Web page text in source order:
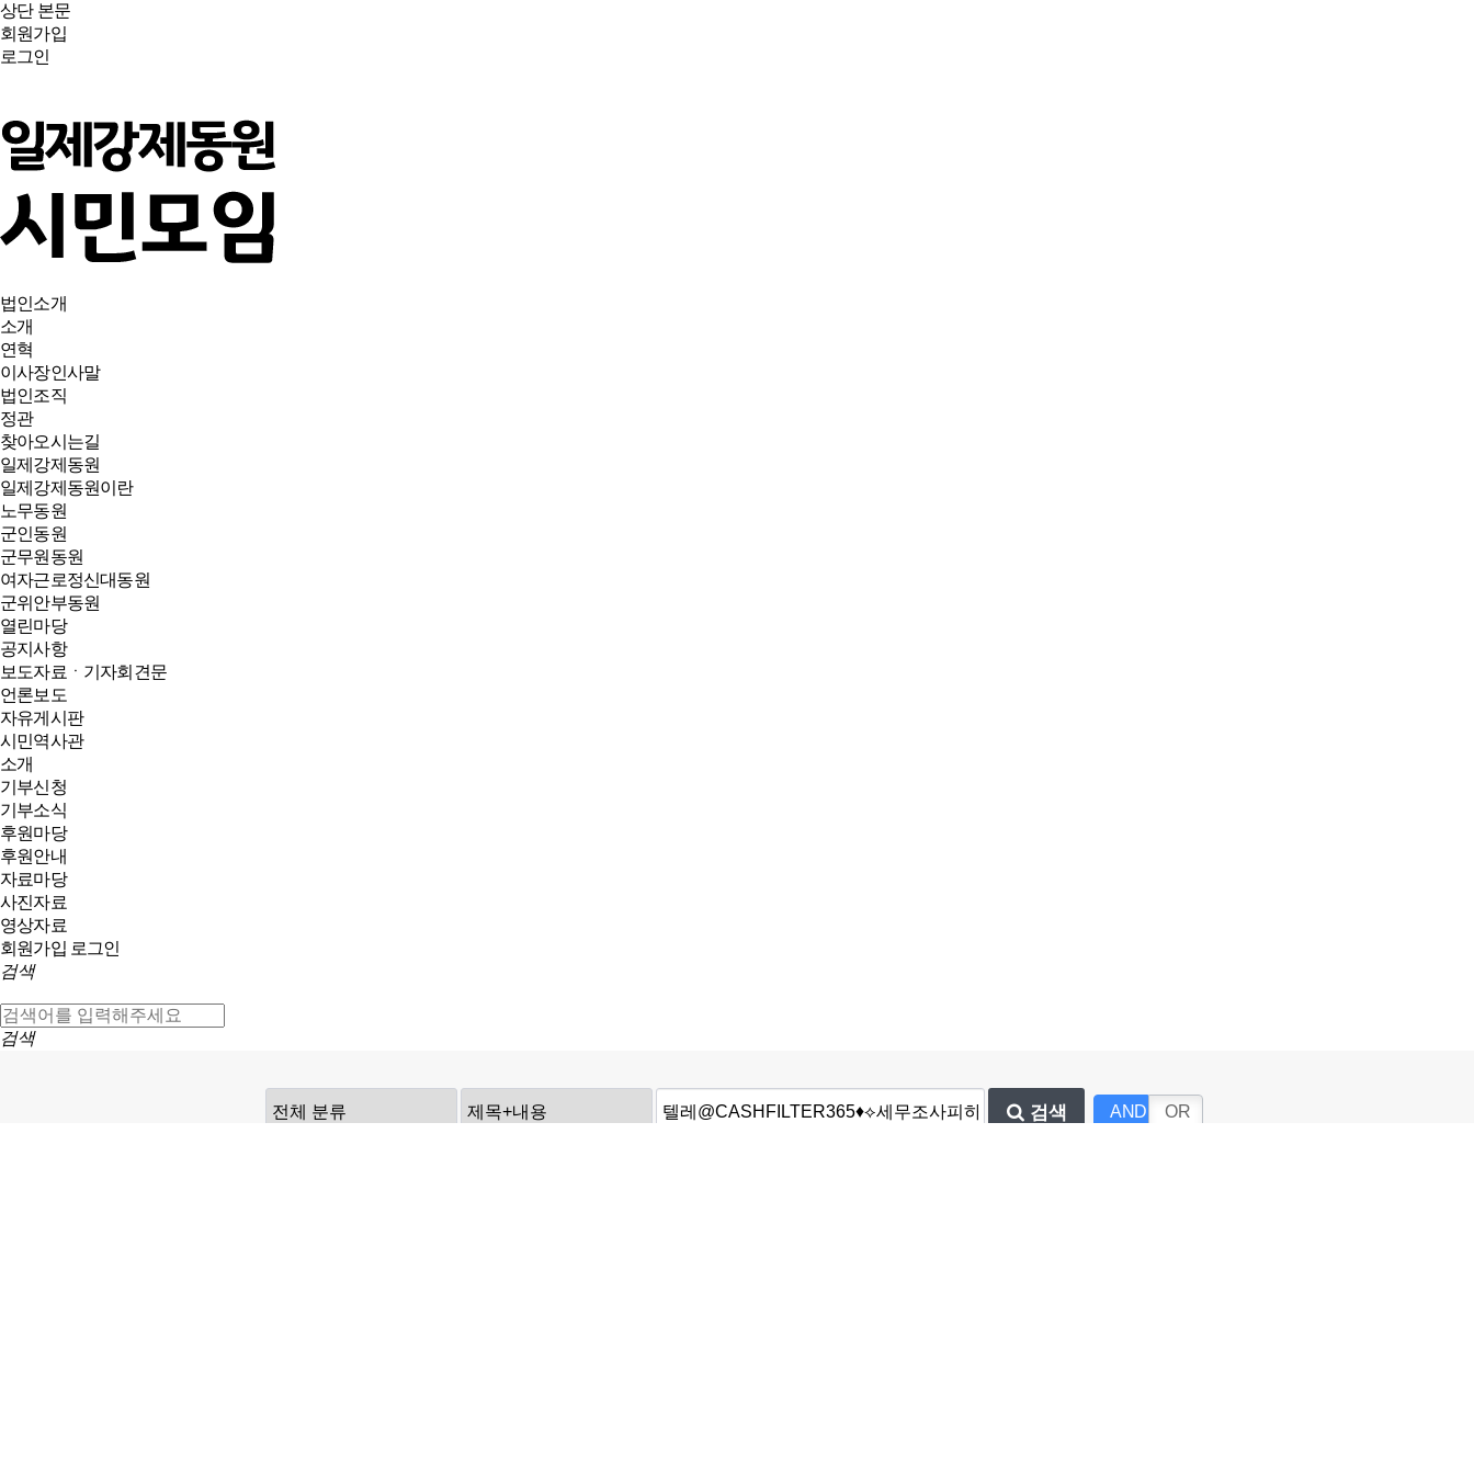
상단 본문
회원가입
로그인
법인소개
소개
연혁
이사장인사말
법인조직
정관
찾아오시는길
일제강제동원
일제강제동원이란
노무동원
군인동원
군무원동원
여자근로정신대동원
군위안부동원
열린마당
공지사항
보도자료ㆍ기자회견문
언론보도
자유게시판
시민역사관
소개
기부신청
기부소식
후원마당
후원안내
자료마당
사진자료
영상자료
회원가입 로그인
검색
검색
검색 AND OR